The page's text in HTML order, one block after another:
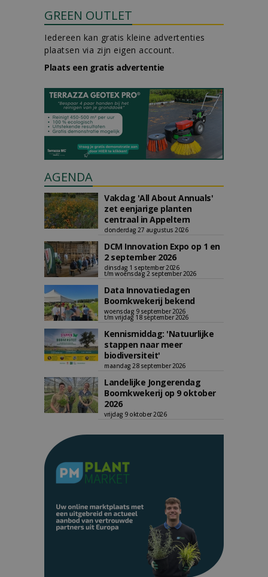
GREEN OUTLET
Iedereen kan gratis kleine advertenties
plaatsen via zijn eigen account.
Plaats een gratis advertentie
AGENDA
Vakdag 'All About Annuals'
zet eenjarige planten
centraal in Appeltern
donderdag 27 augustus 2026
DCM Innovation Expo op 1 en
2 september 2026
dinsdag 1 september 2026
t/m woensdag 2 september 2026
Data Innovatiedagen
Boomkwekerij bekend
woensdag 9 september 2026
t/m vrijdag 18 september 2026
Kennismiddag: 'Natuurlijke
stappen naar meer
biodiversiteit'
maandag 28 september 2026
Landelijke Jongerendag
Boomkwekerij op 9 oktober
2026
vrijdag 9 oktober 2026